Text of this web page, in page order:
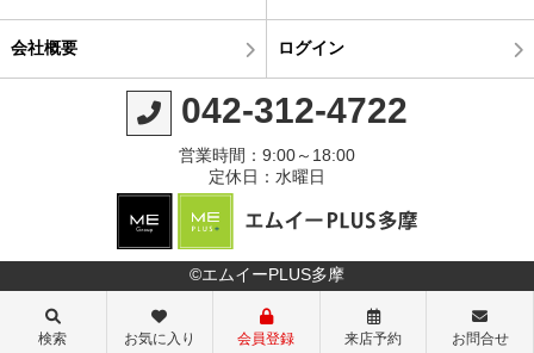
会社概要 ログイン
042-312-4722
営業時間：9:00～18:00
定休日：水曜日
©エムイーPLUS多摩
検索 お気に入り 会員登録 来店予約 お問合せ